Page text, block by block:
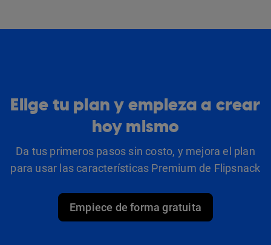
Elige tu plan y empieza a crear
hoy mismo
Da tus primeros pasos sin costo, y mejora el plan
para usar las características Premium de Flipsnack
Empiece de forma gratuita